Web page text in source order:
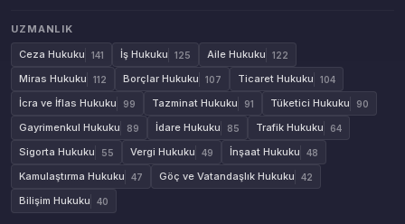
UZMANLIK
Ceza Hukuku
141 İş Hukuku 125 Aile Hukuku 122
Miras Hukuku 112 Borçlar Hukuku 107 Ticaret Hukuku 104
İcra ve İflas Hukuku 99 Tazminat Hukuku 91 Tüketici Hukuku 90
Gayrimenkul Hukuku 89 İdare Hukuku 85 Trafik Hukuku 64
Sigorta Hukuku 55 Vergi Hukuku 49 İnşaat Hukuku 48
Kamulaştırma Hukuku 47 Göç ve Vatandaşlık Hukuku 42
Bilişim Hukuku 40